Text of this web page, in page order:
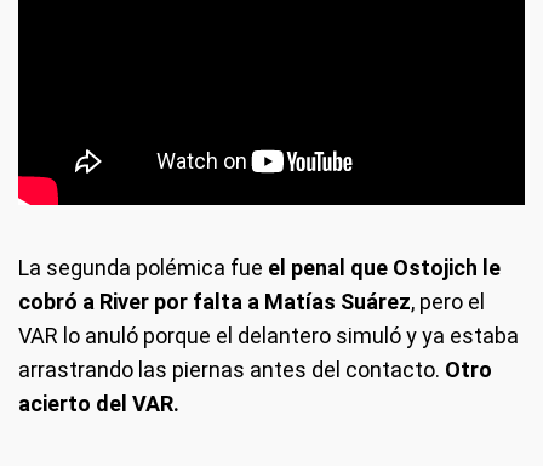
La segunda polémica fue el penal que Ostojich le
cobró a River por falta a Matías Suárez, pero el
VAR lo anuló porque el delantero simuló y ya estaba
arrastrando las piernas antes del contacto. Otro
acierto del VAR.